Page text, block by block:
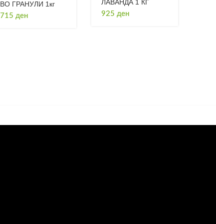
ВО ГРАНУЛИ 1кг
715 ден
ЛАВАНДА 1 КГ
925ден